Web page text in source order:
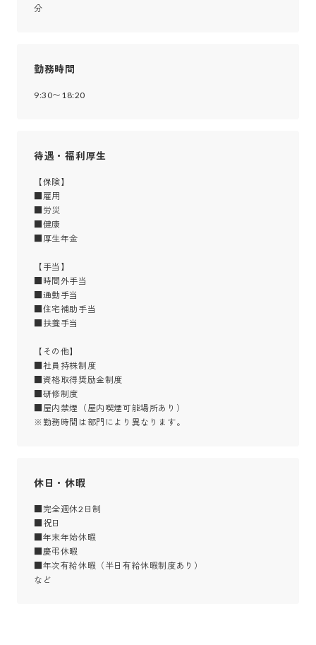
分
勤務時間
9:30〜18:20
待遇・福利厚生
【保険】
■雇用
■労災
■健康
■厚生年金
【手当】
■時間外手当
■通勤手当
■住宅補助手当
■扶養手当
【その他】
■社員持株制度
■資格取得奨励金制度
■研修制度
■屋内禁煙（屋内喫煙可能場所あり）
※勤務時間は部門により異なります。
休日・休暇
■完全週休2日制
■祝日
■年末年始休暇
■慶弔休暇
■年次有給休暇（半日有給休暇制度あり）
など